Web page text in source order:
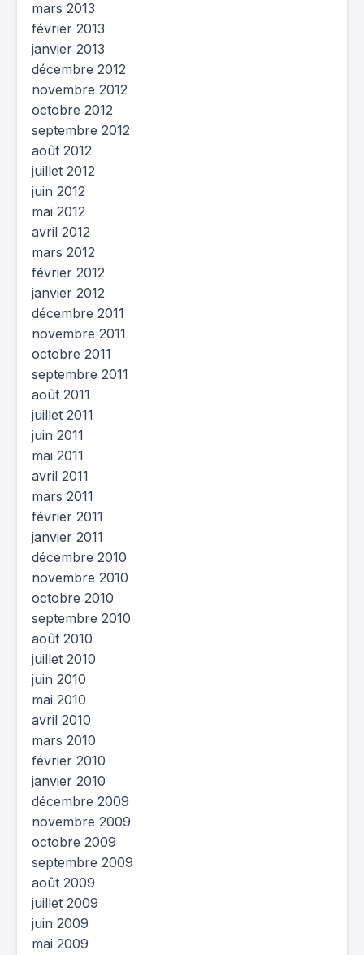
mars 2013
février 2013
janvier 2013
décembre 2012
novembre 2012
octobre 2012
septembre 2012
août 2012
juillet 2012
juin 2012
mai 2012
avril 2012
mars 2012
février 2012
janvier 2012
décembre 2011
novembre 2011
octobre 2011
septembre 2011
août 2011
juillet 2011
juin 2011
mai 2011
avril 2011
mars 2011
février 2011
janvier 2011
décembre 2010
novembre 2010
octobre 2010
septembre 2010
août 2010
juillet 2010
juin 2010
mai 2010
avril 2010
mars 2010
février 2010
janvier 2010
décembre 2009
novembre 2009
octobre 2009
septembre 2009
août 2009
juillet 2009
juin 2009
mai 2009